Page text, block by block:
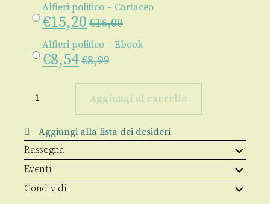
Alfieri politico – Cartaceo
€15,20 €16,00
Alfieri politico – Ebook
€8,54€8,99
politico
Aggiungi al carrello
Aggiungi alla lista dei desideri
Rassegna
Eventi
Condividi